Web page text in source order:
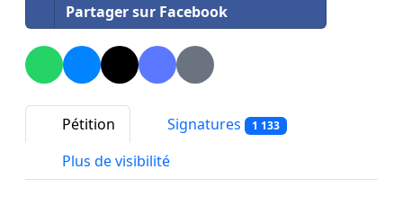
Partager sur Facebook
Pétition Signatures 1 133
Plus de visibilité